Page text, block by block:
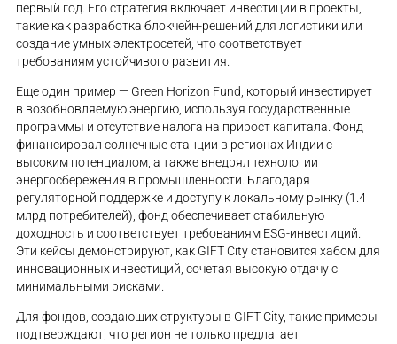
первый год. Его стратегия включает инвестиции в проекты,
такие как разработка блокчейн-решений для логистики или
создание умных электросетей, что соответствует
требованиям устойчивого развития.
Еще один пример — Green Horizon Fund, который инвестирует
в возобновляемую энергию, используя государственные
программы и отсутствие налога на прирост капитала. Фонд
финансировал солнечные станции в регионах Индии с
высоким потенциалом, а также внедрял технологии
энергосбережения в промышленности. Благодаря
регуляторной поддержке и доступу к локальному рынку (1.4
млрд потребителей), фонд обеспечивает стабильную
доходность и соответствует требованиям ESG-инвестиций.
Эти кейсы демонстрируют, как GIFT City становится хабом для
инновационных инвестиций, сочетая высокую отдачу с
минимальными рисками.
Для фондов, создающих структуры в GIFT City, такие примеры
подтверждают, что регион не только предлагает